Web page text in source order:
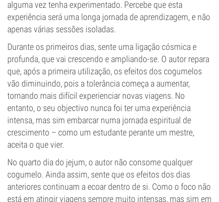
alguma vez tenha experimentado. Percebe que esta
experiência será uma longa jornada de aprendizagem, e não
apenas várias sessões isoladas.
Durante os primeiros dias, sente uma ligação cósmica e
profunda, que vai crescendo e ampliando-se. O autor repara
que, após a primeira utilização, os efeitos dos cogumelos
vão diminuindo, pois a tolerância começa a aumentar,
tornando mais difícil experienciar novas viagens. No
entanto, o seu objectivo nunca foi ter uma experiência
intensa, mas sim embarcar numa jornada espiritual de
crescimento – como um estudante perante um mestre,
aceita o que vier.
No quarto dia do jejum, o autor não consome qualquer
cogumelo. Ainda assim, sente que os efeitos dos dias
anteriores continuam a ecoar dentro de si. Como o foco não
está em atingir viagens sempre muito intensas, mas sim em